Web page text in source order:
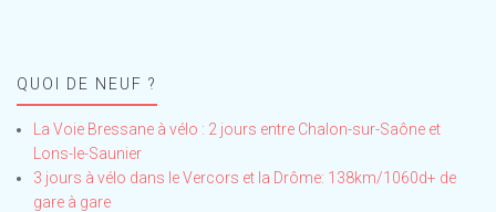
QUOI DE NEUF ?
La Voie Bressane à vélo : 2 jours entre Chalon-sur-Saône et
Lons-le-Saunier
3 jours à vélo dans le Vercors et la Drôme: 138km/1060d+ de
gare à gare